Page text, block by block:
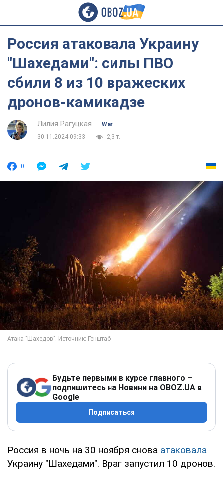
Россия атаковала Украину
"Шахедами": силы ПВО
сбили 8 из 10 вражеских
дронов-камикадзе
Лилия Рагуцкая
War
30.11.2024 09:33
2,3 т.
0
Будьте первыми в курсе главного –
подпишитесь на Новини на OBOZ.UA в
Google
Подписаться
Россия в ночь на 30 ноября снова атаковала
Украину "Шахедами". Враг запустил 10 дронов.